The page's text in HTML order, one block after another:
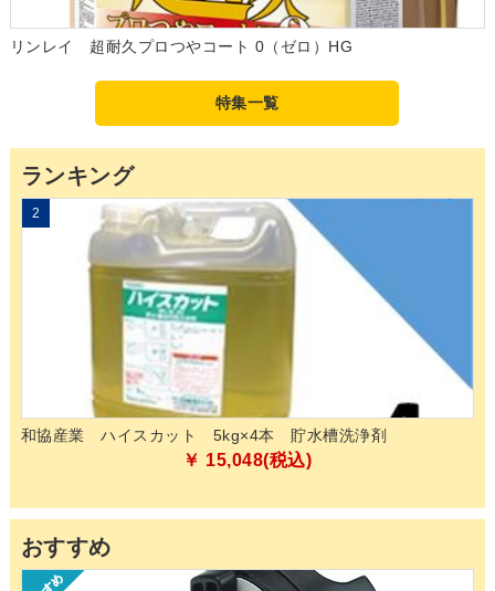
リンレイ 超耐久プロつやコート 0（ゼロ）HG
特集一覧
ランキング
2
和協産業 ハイスカット 5kg×4本 貯水槽洗浄剤
￥ 15,048(税込)
おすすめ